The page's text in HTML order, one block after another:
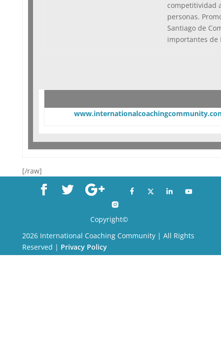
competitividad
personas.
Santiago de
importantes de
[/raw]
Copyright©
2026 International Coaching Community | All Rights
Reserved | Privacy Policy